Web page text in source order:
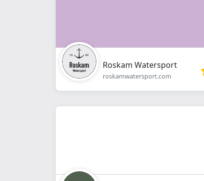
Roskam Watersport
roskamwatersport.com